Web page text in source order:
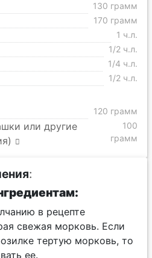
130 грамм
170 грамм
1 ч.л.
1/2 ч.л.
1/4 ч.л.
1/2 ч.л.
120 грамм
или другие
100
грамм
:
в рецепте
свежая морковь. Если
тертую морковь, то
ее.